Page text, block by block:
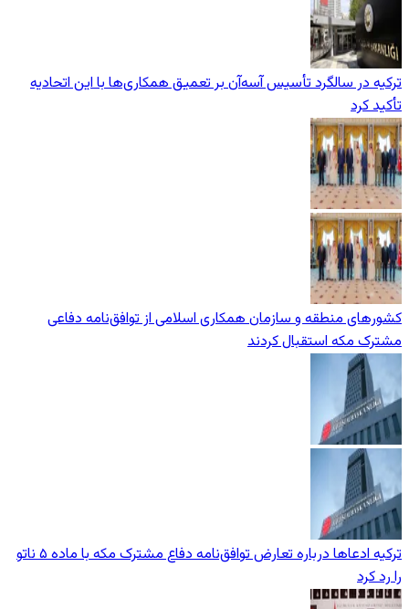
ترکیه در سالگرد تأسیس آسه‌آن بر تعمیق همکاری‌ها با این اتحادیه
تأکید کرد
کشورهای منطقه و سازمان همکاری اسلامی از توافق‌نامه دفاعی
مشترک مکه استقبال کردند
ترکیه ادعاها درباره تعارض توافق‌نامه دفاع مشترک مکه با ماده ۵ ناتو
را رد کرد